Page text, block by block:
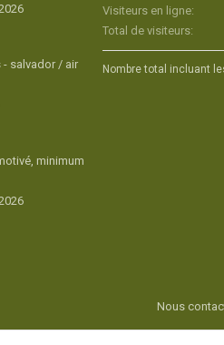
salvador / air
minimum
Visiteurs en ligne
Total de visiteurs
Nombre total incluant
Nous